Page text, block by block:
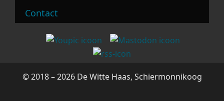
Contact
© 2018 – 2026 De Witte Haas, Schiermonnikoog